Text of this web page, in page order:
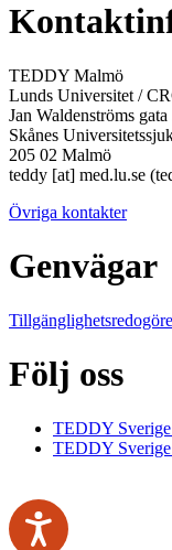
TEDDY Malmö
Lunds Universitet /
Jan Waldenströms gata
Skånes
205 02 Malmö
teddy [at] med.lu.se
Övriga kontakter
Genvägar
Följ oss
TEDDY
TEDDY